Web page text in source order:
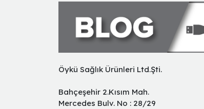
Öykü Sağlık Ürünleri Ltd.Şti.
Bahçeşehir 2.Kısım Mah.
Mercedes Bulv. No : 28/29